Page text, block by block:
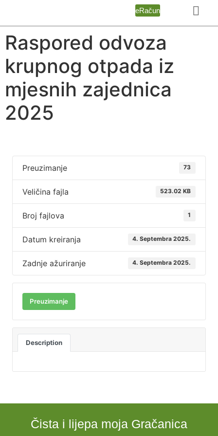
eRačun
Raspored odvoza
krupnog otpada iz
mjesnih zajednica
2025
Preuzimanje 73
Veličina fajla 523.02 KB
Broj fajlova 1
Datum kreiranja 4. Septembra 2025.
Zadnje ažuriranje 4. Septembra 2025.
Preuzimanje
Description
Čista i lijepa moja Gračanica